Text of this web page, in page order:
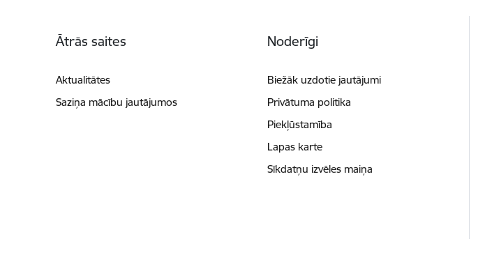
Ātrās saites
Aktualitātes
Saziņa mācību jautājumos
Noderīgi
Biežāk uzdotie jautājumi
Privātuma politika
Piekļūstamība
Lapas karte
Sīkdatņu izvēles maiņa